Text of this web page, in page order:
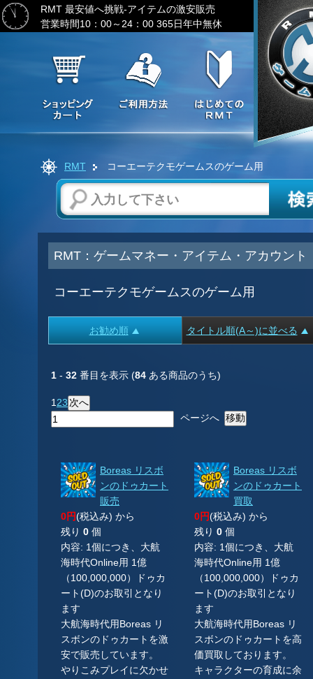
RMT 最安値へ挑戦-アイテムの激安販売
営業時間10：00～24：00 365日年中無休
RMT コーエーテクモゲームスのゲーム用
RMT：ゲームマネー・アイテム・アカウント
コーエーテクモゲームスのゲーム用
お勧め順 タイトル順(A～)に並べる
1 - 32 番目を表示 (84 ある商品のうち)
123
ページへ
Boreas リスボ
ンのドゥカート
販売
0円(税込み) から
残り 0 個
内容: 1個につき、大航
海時代Online用 1億
（100,000,000）ドゥカ
ート(D)のお取引となり
ます
大航海時代用Boreas リ
スボンのドゥカートを激
安で販売しています。
やりこみプレイに欠かせ
Boreas リスボ
ンのドゥカート
買取
0円(税込み) から
残り 0 個
内容: 1個につき、大航
海時代Online用 1億
（100,000,000）ドゥカ
ート(D)のお取引となり
ます
大航海時代用Boreas リ
スボンのドゥカートを高
価買取しております。
キャラクターの育成に余